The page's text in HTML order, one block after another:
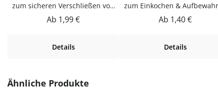
zum sicheren Verschließen von
WECK-Gläsern beim
Gläsern beim Einkochen.
vielen Flaschen, Gläsern und
Regulärer Preis:
Ab 1,99 €
Details
zum Einkochen &
im WECK-SystemDieser
im WECK-System.
Regulärer Preis:
Ab 1,40 €
Details
Produktgalerie überspringen
Ähnliche Produkte